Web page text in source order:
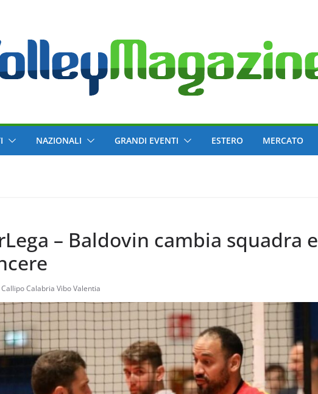
NAZIONALI GRANDI EVENTI ESTERO MERCATO
– Baldovin cambia squadra e
Calabria Vibo Valentia